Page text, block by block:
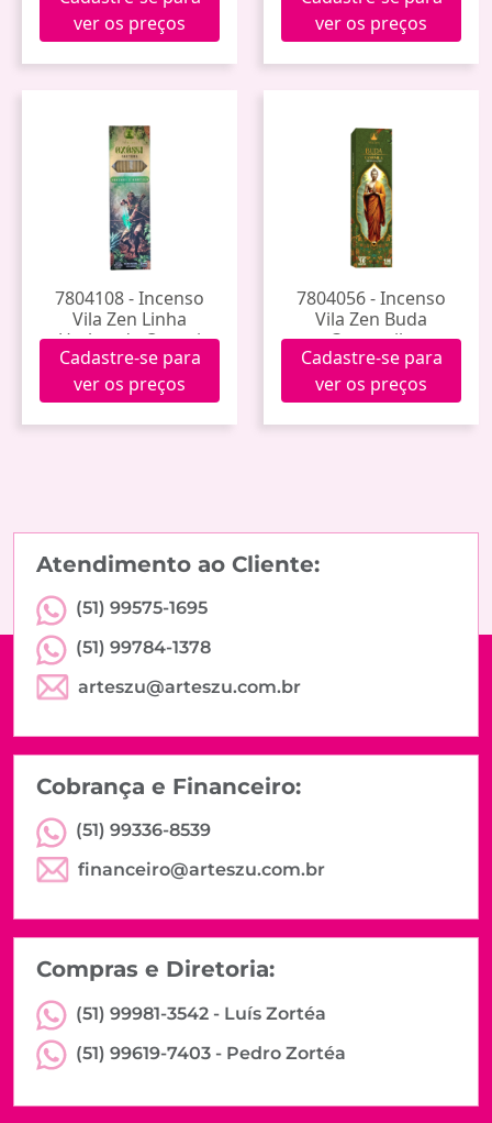
ver os preços
ver os preços
7804108 - Incenso
Vila Zen Linha
Umbanda Oxossi
Cadastre-se para
ver os preços
7804056 - Incenso
Vila Zen Buda
Camomila
Cadastre-se para
ver os preços
Atendimento ao Cliente:
(51) 99575-1695
(51) 99784-1378
arteszu@arteszu.com.br
Cobrança e Financeiro:
(51) 99336-8539
financeiro@arteszu.com.br
Compras e Diretoria:
(51) 99981-3542 - Luís Zortéa
(51) 99619-7403 - Pedro Zortéa